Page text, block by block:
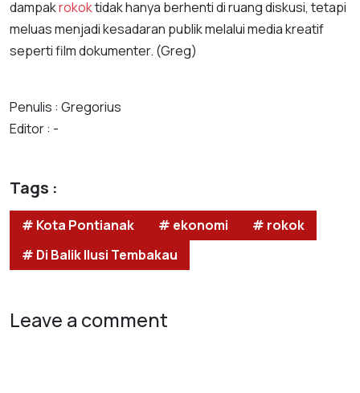
dampakrokoktidak hanya berhenti di ruang diskusi, tetapi
meluas menjadi kesadaran publik melalui media kreatif
seperti film dokumenter. (Greg)
Penulis : Gregorius
Editor : -
Tags :
# Kota Pontianak # ekonomi
# rokok
# Di Balik Ilusi Tembakau
Leave a comment